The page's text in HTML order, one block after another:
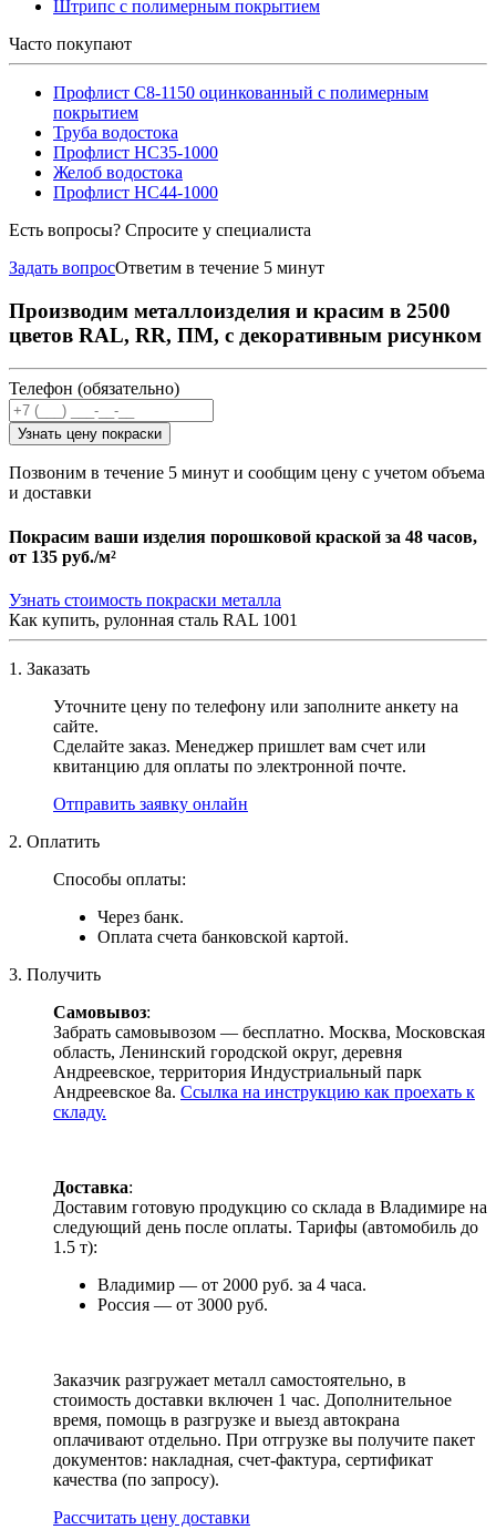
Штрипс с полимерным покрытием
Часто покупают
Профлист С8-1150 оцинкованный с полимерным
покрытием
Труба водостока
Профлист НС35-1000
Желоб водостока
Профлист НС44-1000
Есть вопросы? Спросите у специалиста
Задать вопросОтветим в течение 5 минут
Производим металлоизделия и красим в 2500
цветов RAL, RR, ПМ, с декоративным рисунком
Телефон (обязательно)
Узнать цену покраски
Позвоним в течение 5 минут и сообщим цену с учетом объема
и доставки
Покрасим ваши изделия порошковой краской за 48 часов,
от 135 руб./м²
Узнать стоимость покраски металла
Как купить, рулонная сталь RAL 1001
1. Заказать
Уточните цену по телефону или заполните анкету на
сайте.
Сделайте заказ. Менеджер пришлет вам счет или
квитанцию для оплаты по электронной почте.
Отправить заявку онлайн
2. Оплатить
Способы оплаты:
Через банк.
Оплата счета банковской картой.
3. Получить
Самовывоз:
Забрать самовывозом — бесплатно. Москва, Московская
область, Ленинский городской округ, деревня
Андреевское, территория Индустриальный парк
Андреевское 8а. Ссылка на инструкцию как проехать к
складу.
Доставка:
Доставим готовую продукцию со склада в Владимире на
следующий день после оплаты. Тарифы (автомобиль до
1.5 т):
Владимир — от 2000 руб. за 4 часа.
Россия — от 3000 руб.
Заказчик разгружает металл самостоятельно, в
стоимость доставки включен 1 час. Дополнительное
время, помощь в разгрузке и выезд автокрана
оплачивают отдельно. При отгрузке вы получите пакет
документов: накладная, счет-фактура, сертификат
качества (по запросу).
Раcсчитать цену доставки